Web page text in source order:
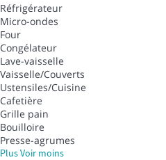
Réfrigérateur
Micro-ondes
Four
Congélateur
Lave-vaisselle
Vaisselle/Couverts
Ustensiles/Cuisine
Cafetière
Grille pain
Bouilloire
Presse-agrumes
PlusVoir moins